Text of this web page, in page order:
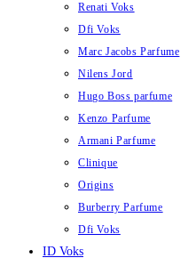
Renati Voks
Dfi Voks
Marc Jacobs Parfume
Nilens Jord
Hugo Boss parfume
Kenzo Parfume
Armani Parfume
Clinique
Origins
Burberry Parfume
Dfi Voks
ID Voks